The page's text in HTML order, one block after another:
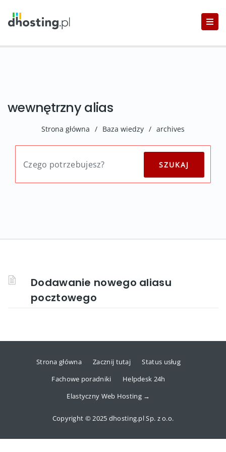
wewnętrzny alias
Strona główna / Baza wiedzy / archives
Dodawanie nowego aliasu
pocztowego
Strona główna Zacznij tutaj
Status usług
Fachowe poradniki
Helpdesk 24h
Elastyczny Web Hosting →
Copyright © 2025 dhosting.pl Sp. z o.o.